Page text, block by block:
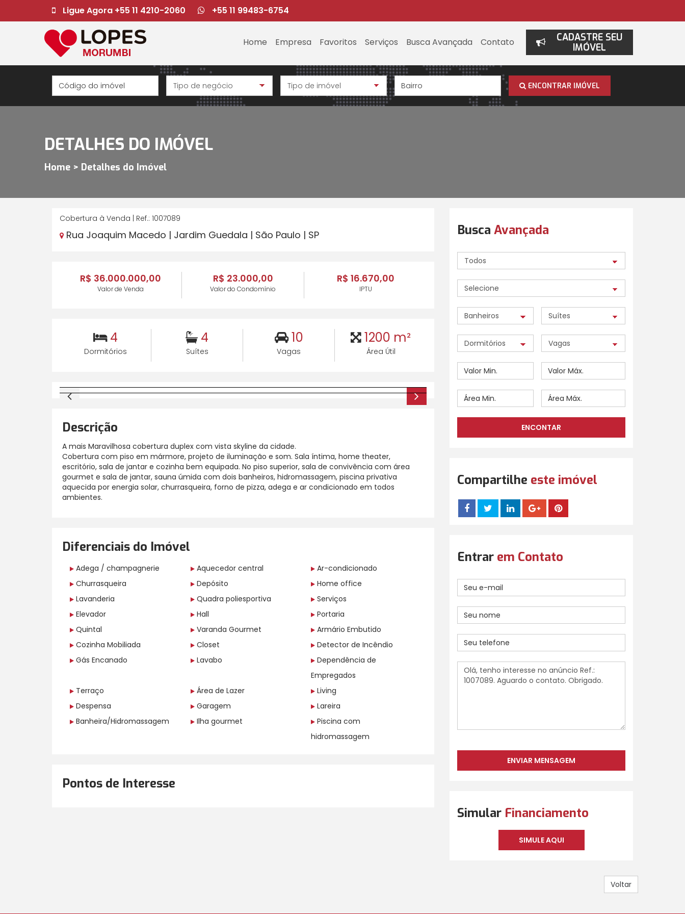
Ligue Agora +55 11 4210-2060 +55 11 99483-6754
Home Empresa Favoritos Serviços Busca Avançada Contato
CADASTRE SEU
IMÓVEL
ENCONTRAR IMÓVEL
DETALHES DO IMÓVEL
Home > Detalhes do Imóvel
Cobertura à Venda | Ref.: 1007089
Rua Joaquim Macedo | Jardim Guedala | São Paulo | SP
R$ 36.000.000,00
Valor de Venda
R$ 23.000,00
Valor do Condomínio
R$ 16.670,00
IPTU
4
Dormitórios
4
Suítes
10
Vagas
1200 m²
Área Útil
Descrição
A mais Maravilhosa cobertura duplex com vista skyline da cidade.
Cobertura com piso em mármore, projeto de iluminação e som. Sala íntima, home theater,
escritório, sala de jantar e cozinha bem equipada. No piso superior, sala de convivência com área
gourmet e sala de jantar, sauna úmida com dois banheiros, hidromassagem, piscina privativa
aquecida por energia solar, churrasqueira, forno de pizza, adega e ar condicionado em todos
ambientes.
Diferenciais do Imóvel
Adega / champagnerie Aquecedor central
Ar-condicionado
Churrasqueira
Depósito
Home office
Lavanderia
Quadra poliesportiva
Serviços
Elevador
Hall
Portaria
Quintal
Varanda Gourmet
Armário Embutido
Cozinha Mobiliada
Closet
Detector de Incêndio
Gás Encanado
Lavabo
Dependência de
Empregados
Terraço
Área de Lazer
Living
Despensa
Garagem
Lareira
Banheira/Hidromassagem
Ilha gourmet
Piscina com
hidromassagem
Pontos de Interesse
Busca Avançada
Compartilhe este imóvel
Entrar em Contato
Simular Financiamento
SIMULE AQUI
Voltar